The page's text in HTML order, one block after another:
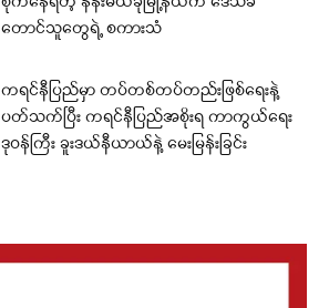
တောင်သူတွေရဲ့ စကားသံ
ကရင်နီပြည်မှာ တပ်တစ်တပ်တည်းဖြစ်ရေးနဲ့
ပတ်သက်ပြီး ကရင်နီပြည်အစိုးရ ကာကွယ်ရေး
ဒုဝန်ကြီး ခူးဒယ်နီယာယ်နဲ့ မေးမြန်းခြင်း